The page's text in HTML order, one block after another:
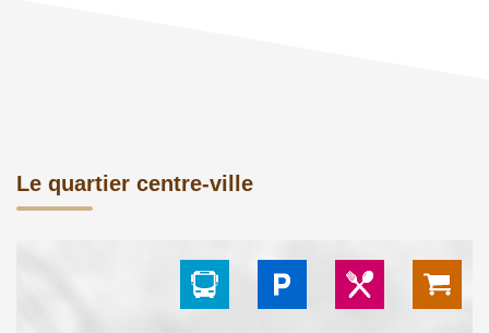
Le quartier centre-ville